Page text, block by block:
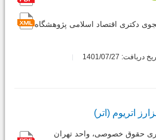
دکتری اقتصاد اسلامی پژوهشگاه
دریافت: 1401/07/27
اتریوم (اتر)
حقوق خصوصی، واحد تهران